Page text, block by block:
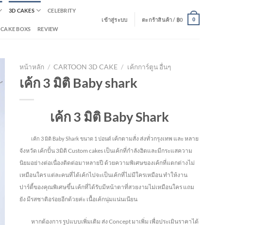
3D CAKES CELEBRITY
CAKE BOXS REVIEW
เข้าสู่ระบบ ตะกร้าสินค้า / ฿0 0
หน้าหลัก / CARTOON 3D CAKE / เค้กการ์ตูน อื่นๆ
เค้ก 3 มิติ Baby shark
เค้ก 3 มิติ Baby Shark
เค้ก 3 มิติ Baby Sharkขนาด 1 ปอนด์ เค้กตามสั่ง ส่งทั่วกรุงเทพ และ หลาย
จังหวัด เค้กปั้น 3มิติ Custom cakes เป็นเค้กที่กำลังฮิตและมีกระแสความ
นิยมอย่างต่อเนื่องติดต่อมาหลายปี ด้วยความพิเศษของเค้กที่แตกต่างไม่
เหมือนใคร แต่ละคนที่ได้เค้กไปจะเป็นเค้กที่ไม่มีใครเหมือน ทำให้งาน
ปาร์ตี้ของคุณพิเศษขึ้น เค้กที่ได้รับมีหน้าตาที่สวยงามไม่เหมือนใคร แถม
ยังมีรสชาติอร่อยอีกด้วยค่ะ เนื้อเค้กนุ่มแน่นเนียน
หากต้องการ รูปแบบเพิ่มเติม ส่ง Concept มาเพิ่ม เพื่อประเมินราคาได้